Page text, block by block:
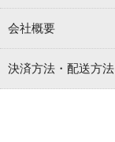
会社概要
決済方法・配送方法